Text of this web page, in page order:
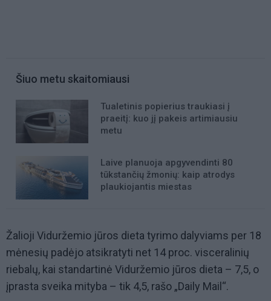
Šiuo metu skaitomiausi
Tualetinis popierius traukiasi į
praeitį: kuo jį pakeis artimiausiu
metu
Laive planuoja apgyvendinti 80
tūkstančių žmonių: kaip atrodys
plaukiojantis miestas
Žalioji Viduržemio jūros dieta tyrimo dalyviams per 18
mėnesių padėjo atsikratyti net 14 proc. visceralinių
riebalų, kai standartinė Viduržemio jūros dieta – 7,5, o
įprasta sveika mityba – tik 4,5, rašo „Daily Mail“.